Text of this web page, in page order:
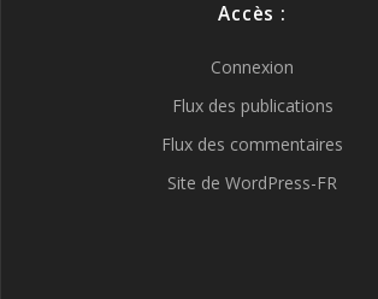
Accès :
Connexion
Flux des publications
Flux des commentaires
Site de WordPress-FR